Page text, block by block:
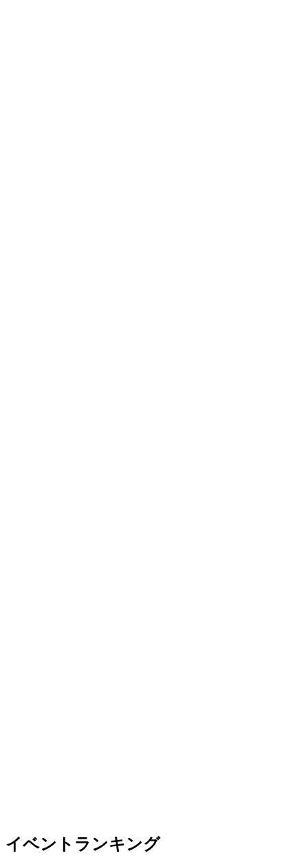
イベントランキング